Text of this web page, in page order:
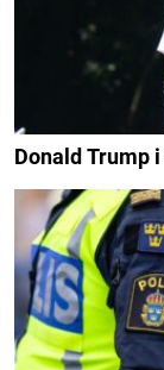
Donald Trump